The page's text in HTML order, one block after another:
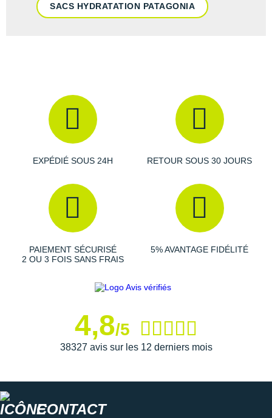
SACS HYDRATATION PATAGONIA
EXPÉDIÉ SOUS 24H RETOUR SOUS 30 JOURS
PAIEMENT SÉCURISÉ
2 OU 3 FOIS SANS FRAIS
5% AVANTAGE FIDÉLITÉ
4,8/5
38327 avis sur les 12 derniers mois
CONTACT